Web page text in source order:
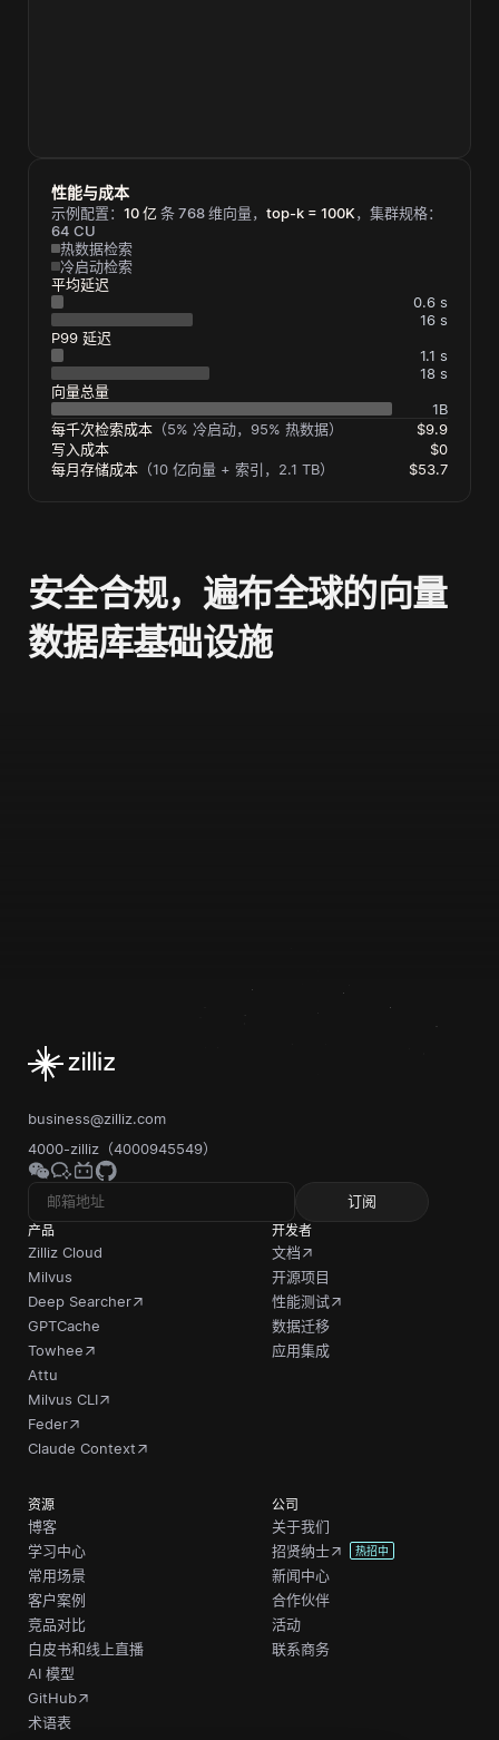
性能与成本
示例配置： 10 亿条 768 维向量， top-k = 100K，集群规格：
64 CU
热数据检索
冷启动检索
平均延迟
0.6 s
16 s
P99 延迟
1.1 s
18 s
向量总量
1B
每千次检索成本 （5% 冷启动，95% 热数据）
$9.9
写入成本
$0
每月存储成本 （10 亿向量 + 索引，2.1 TB） $53.7
安全合规，遍布全球的向量
数据库基础设施
business@zilliz.com
4000-zilliz（4000945549）
订阅
产品
Zilliz Cloud
Milvus
Deep Searcher
GPTCache
Towhee
Attu
Milvus CLI
Feder
Claude Context
开发者
文档
开源项目
性能测试
数据迁移
应用集成
资源
博客
学习中心
常用场景
客户案例
竞品对比
白皮书和线上直播
AI 模型
GitHub
术语表
公司
关于我们
招贤纳士
热招中
新闻中心
合作伙伴
活动
联系商务